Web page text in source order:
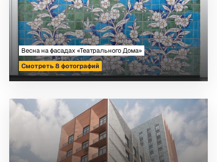
Весна на фасадах «Театрального Дома»
Смотреть 8 фотографий